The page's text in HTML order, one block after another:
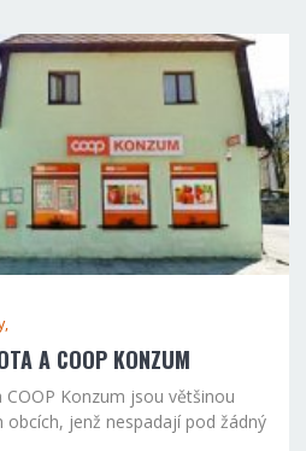
A COOP KONZUM
COOP Konzum jsou většinou
jenž nespadají pod žádný